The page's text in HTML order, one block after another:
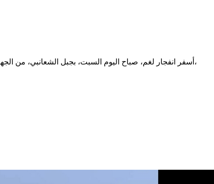
أسفر انفجار لغم، صباح اليوم السبت، بجبل الشعانبي، من الجهة المطلة على معتمدية فوسانة من ولاية القصرين، عن بتر ساق عون غابات، يعمل ضمن آلية الحضائر،